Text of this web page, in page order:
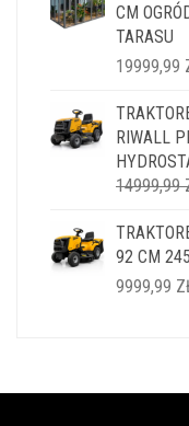
CM
TARASU
19999,99
RIWALL
14999,99
92 CM
9999,99